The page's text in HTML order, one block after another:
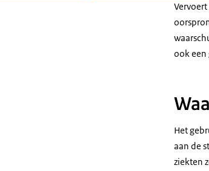
ook een
Het
aan de
ziekten